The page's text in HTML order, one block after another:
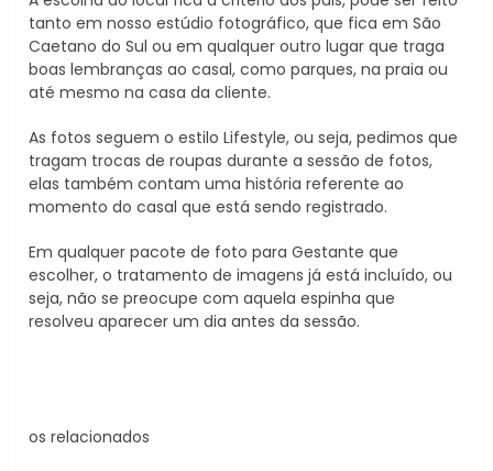
tanto em nosso estúdio fotográfico, que fica em São
Caetano do Sul ou em qualquer outro lugar que traga
boas lembranças ao casal, como parques, na praia ou
até mesmo na casa da cliente.
As fotos seguem o estilo Lifestyle, ou seja, pedimos que
tragam trocas de roupas durante a sessão de fotos,
elas também contam uma história referente ao
momento do casal que está sendo registrado.
Em qualquer pacote de foto para Gestante que
escolher, o tratamento de imagens já está incluído, ou
seja, não se preocupe com aquela espinha que
resolveu aparecer um dia antes da sessão.
os relacionados